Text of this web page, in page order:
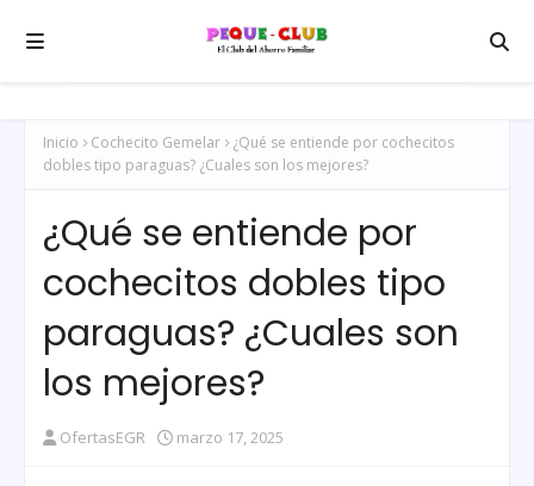
Inicio Cochecito Gemelar
¿Qué se entiende por cochecitos
dobles tipo paraguas? ¿Cuales son los mejores?
¿Qué se entiende por
cochecitos dobles tipo
paraguas? ¿Cuales son
los mejores?
OfertasEGR marzo 17, 2025